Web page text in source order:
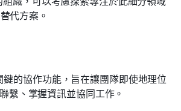
代方案。
的協作功能，旨在讓團隊即使地理位
繫、掌握資訊並協同工作。